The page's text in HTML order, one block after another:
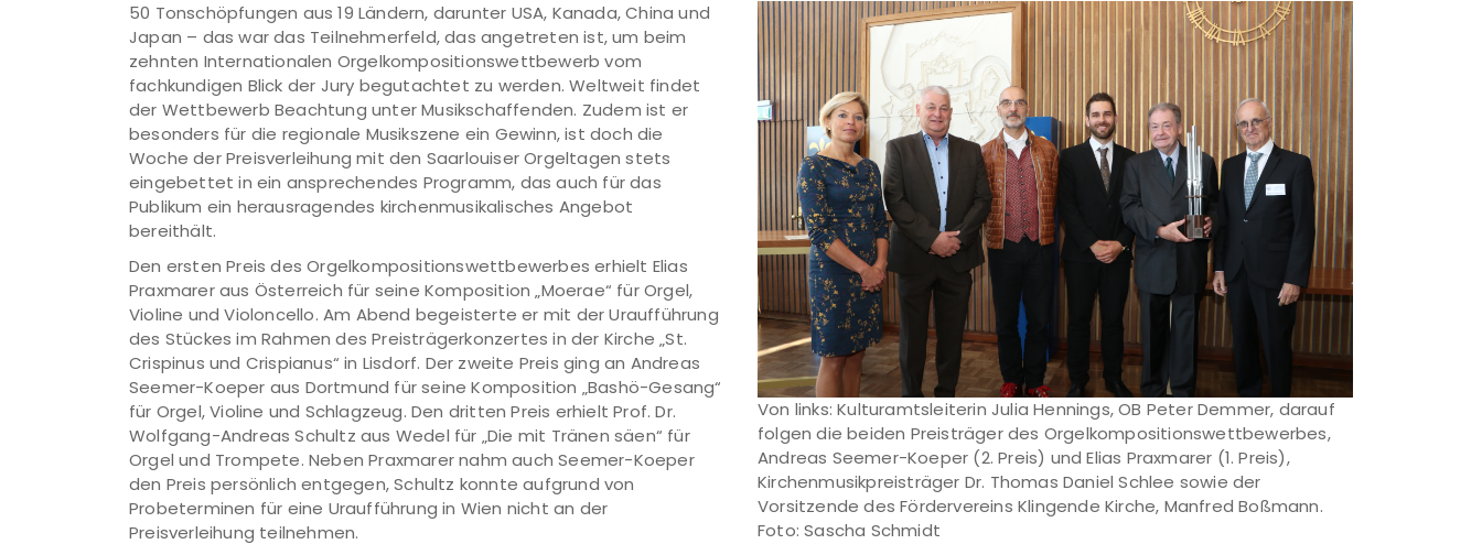
50 Tonschöpfungen aus 19 Ländern, darunter USA, Kanada, China und
Japan – das war das Teilnehmerfeld, das angetreten ist, um beim
zehnten Internationalen Orgelkompositionswettbewerb vom
fachkundigen Blick der Jury begutachtet zu werden. Weltweit findet
der Wettbewerb Beachtung unter Musikschaffenden. Zudem ist er
besonders für die regionale Musikszene ein Gewinn, ist doch die
Woche der Preisverleihung mit den Saarlouiser Orgeltagen stets
eingebettet in ein ansprechendes Programm, das auch für das
Publikum ein herausragendes kirchenmusikalisches Angebot
bereithält.
Den ersten Preis des Orgelkompositionswettbewerbes erhielt Elias
Praxmarer aus Österreich für seine Komposition „Moerae“ für Orgel,
Violine und Violoncello. Am Abend begeisterte er mit der Uraufführung
des Stückes im Rahmen des Preisträgerkonzertes in der Kirche „St.
Crispinus und Crispianus“ in Lisdorf. Der zweite Preis ging an Andreas
Seemer-Koeper aus Dortmund für seine Komposition „Bashö-Gesang“
für Orgel, Violine und Schlagzeug. Den dritten Preis erhielt Prof. Dr.
Wolfgang-Andreas Schultz aus Wedel für „Die mit Tränen säen“ für
Orgel und Trompete. Neben Praxmarer nahm auch Seemer-Koeper
den Preis persönlich entgegen, Schultz konnte aufgrund von
Probeterminen für eine Uraufführung in Wien nicht an der
Preisverleihung teilnehmen.
Von links: Kulturamtsleiterin Julia Hennings, OB Peter Demmer, darauf
folgen die beiden Preisträger des Orgelkompositionswettbewerbes,
Andreas Seemer-Koeper (2. Preis) und Elias Praxmarer (1. Preis),
Kirchenmusikpreisträger Dr. Thomas Daniel Schlee sowie der
Vorsitzende des Fördervereins Klingende Kirche, Manfred Boßmann.
Foto: Sascha Schmidt